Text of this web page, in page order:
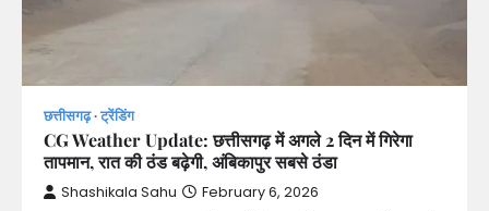
छत्तीसगढ़ ट्रेंडिंग
CG Weather Update: छत्तीसगढ़ में अगले 2 दिन में गिरेगा
तापमान, रात की ठंड बढ़ेगी, अंबिकापुर सबसे ठंडा
Shashikala Sahu February 6, 2026